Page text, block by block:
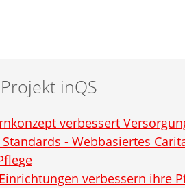
inQS
verbessert
- Webbasiertes
verbessern ihre